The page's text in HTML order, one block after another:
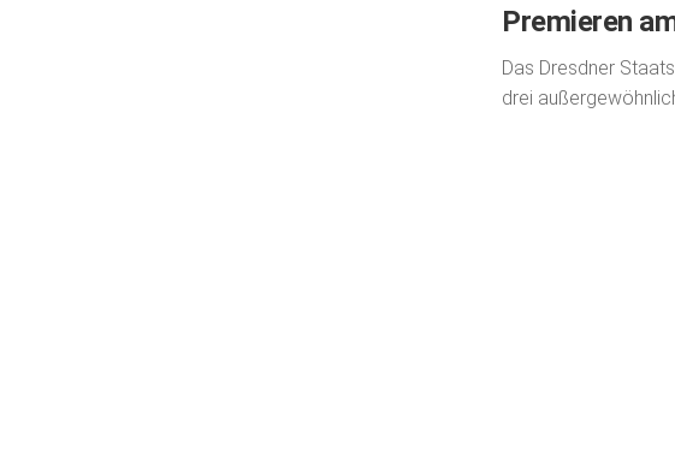
Premieren
Das Dresdner
drei